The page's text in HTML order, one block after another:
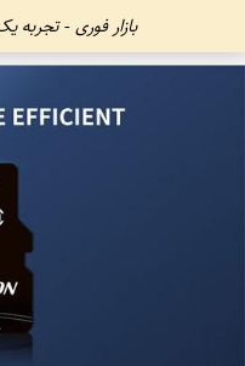
بازار فوری -